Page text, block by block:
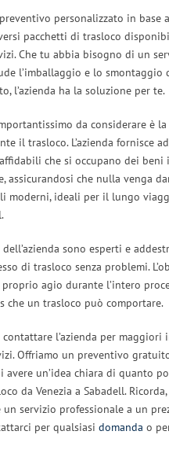
preventivo personalizzato in base
pacchetti di trasloco
Che tu abbia bisogno di un
l’imballaggio e lo smontaggio
l’azienda ha la soluzione per te.
da considerare è la
il trasloco. L’azienda fornisce
che si occupano dei beni
assicurandosi che nulla venga
moderni, ideali per il lungo
sono esperti e
di trasloco senza problemi.
agio durante l’intero
che un trasloco può comportare.
l’azienda per maggiori
Offriamo un preventivo
avere un’idea chiara di quanto
da Venezia a Sabadell.
servizio professionale a un
per qualsiasi domanda o